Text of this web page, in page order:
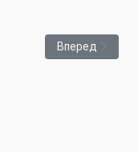
А.М. наСледующий:
Вперед